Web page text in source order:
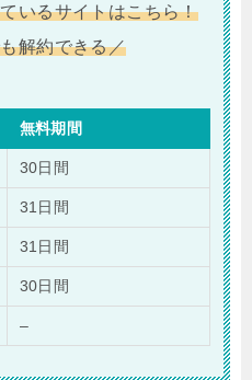
いるサイトはこちら！
解約できる／
無料期間
30日間
31日間
31日間
30日間
–